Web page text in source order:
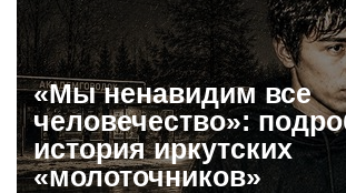
«Мы ненавидим все
человечество»:
история иркутских
«молоточников»